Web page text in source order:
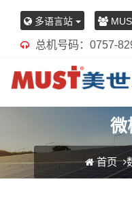
多语言站
总机号码：0757-
微
首页